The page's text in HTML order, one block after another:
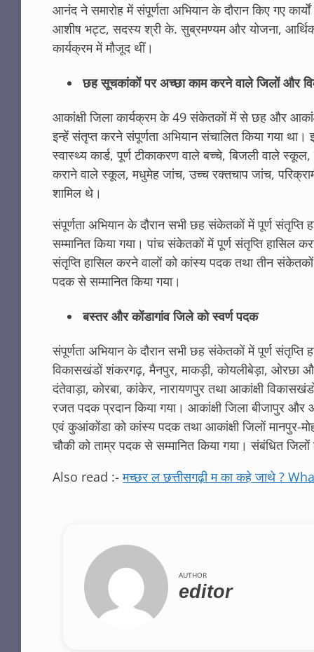
आनंद ने समारोह में संपूर्णता अभियान के दौरान किए गए
आशीष भट्ट, सदस्य श्री के. सुब्रमण्यम और योजना, आर्थिक
कार्यक्रम में मौजूद थीं।
छह सूचकांकों पर अच्छा काम करने वाले जिलों और
आकांक्षी जिला कार्यक्रम के 49 संकेतकों में से छह और
इन्हें संतृप्त करने संपूर्णता अभियान संचालित किया गया
स्वास्थ्य कार्ड, पूर्ण टीकाकरण वाले बच्चे, बिजली वाले
कराने वाले स्कूल, मधुमेह जांच, उच्च रक्तचाप जांच,
शामिल थे।
संपूर्णता अभियान के दौरान सभी छह संकेतकों में पूर्ण
सम्मानित किया गया। पांच संकेतकों में पूर्ण संतृप्ति
संतृप्ति हासिल करने वालों को कांस्य पदक तथा तीन
पदक से सम्मानित किया गया।
बस्तर और कोंडागांव जिले को स्वर्ण पदक
संपूर्णता अभियान के दौरान सभी छह संकेतकों में पूर्ण संतृप्ति
विकासखंडों शंकरगढ़, मैनपुर, माकड़ी, कोयलीबेड़ा, ओरछा
दंतेवाड़ा, कोरबा, कांकेर, नारायणपुर तथा आकांक्षी
रजत पदक प्रदान किया गया। आकांक्षी जिला बीजापुर और
एवं कुआंकोंडा को कांस्य पदक तथा आकांक्षी जिलों मानपुर-
चौकी को ताम्र पदक से सम्मानित किया गया। संबंधित
Also read :-मच्छर ल छत्तीसगढ़ी म का कहे जाथे ?
AUTHOR
editor